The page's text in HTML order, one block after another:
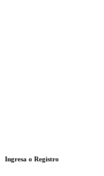
Ingresa o Registro